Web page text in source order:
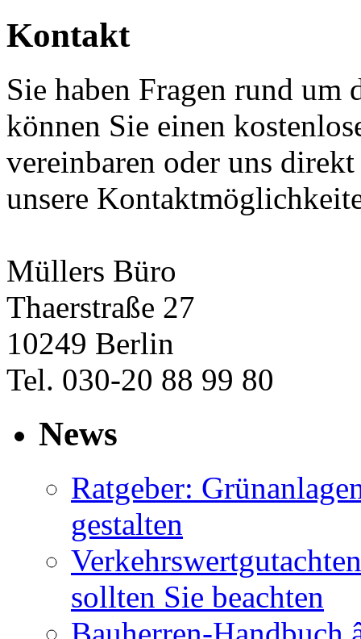
Kontakt
Sie haben Fragen rund um
können Sie einen
vereinbaren oder uns
unsere
Müllers Büro
Thaerstraße 27
10249 Berlin
Tel. 030-20 88 99 80
News
Ratgeber:
gestalten
sollten Sie beachten